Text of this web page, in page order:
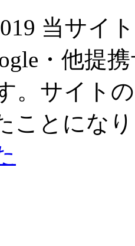
当サイ
・他提
。サイト
ことにな